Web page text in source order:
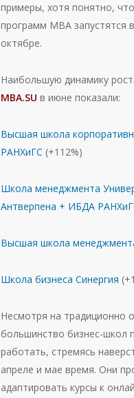
примеры, хотя понятно,
программ МВА запустятся
октябре.
Наибольшую динамику
MBA.SU в июне показали:
Высшая школа
РАНХиГС (+112%)
Школа менеджмента
Антверпена + ИБДА
Высшая школа
Школа бизнеса Синергия
Несмотря на традиционно
большинство бизнес-школ
работать, стремясь
апреле и мае время. Они
адаптировать курсы к